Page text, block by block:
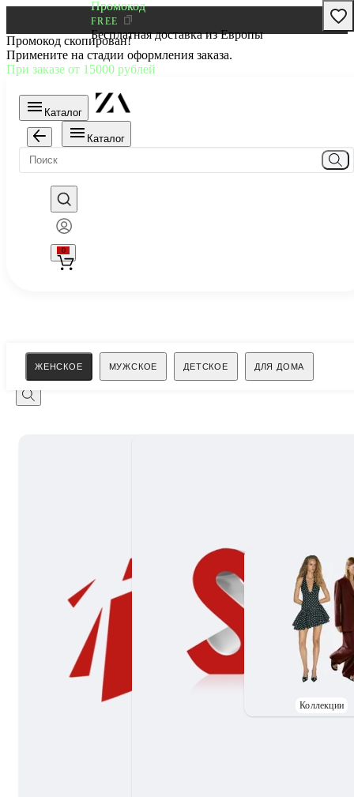
Промокод
FREE
Бесплатная доставка из Европы
Промокод скопирован!
Примените на стадии оформления заказа.
При заказе от 15000 рублей
Каталог
Каталог
0
ЖЕНСКОЕ МУЖСКОЕ ДЕТСКОЕ ДЛЯ ДОМА
Поиск
Коллекции